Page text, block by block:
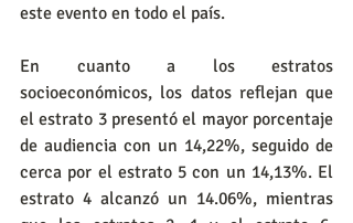
este evento en todo el país.
En cuanto a los estratos
socioeconómicos, los datos reflejan que
el estrato 3 presentó el mayor porcentaje
de audiencia con un 14,22%, seguido de
cerca por el estrato 5 con un 14,13%. El
estrato 4 alcanzó un 14.06%, mientras